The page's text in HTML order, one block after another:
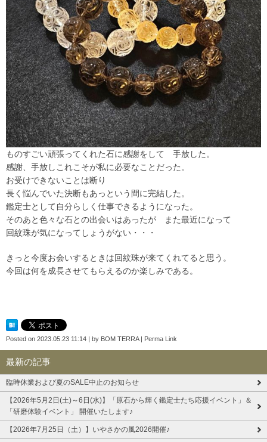
ものすごい頑張ってくれた石に感謝をして 手放した。
感謝、手放しこれこそが私に必要なことだった。
お受けできないことは断り
長く悩んでいた決断もあっという間に完結した。
鑑定士として自分らしく仕事できるようになった。
そのあと色々な石との出会いはあったが また最近になって
回紋珠が気になってしょうがない・・・
きっと今度お会いするときは回紋珠が来てくれてると思う。
今回は何を成長させてもらえるのか楽しみである。
Posted on 2023.05.23 11:14 | by BOM TERRA| Perma Link
最新の記事
臨時休業および夏のSALE中止のお知らせ
【2026年5月2日(土)～6日(水)】「原石から輝く鑑定士たち応援イベント」＆
「研磨体験イベント」 開催いたします♪
【2026年7月25日（土）】いやさかの風2026開催♪